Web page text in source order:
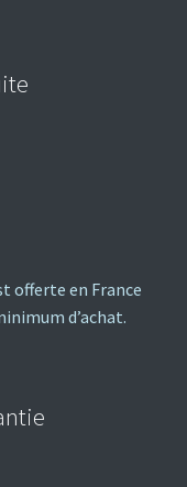
offerte en France
d’achat.